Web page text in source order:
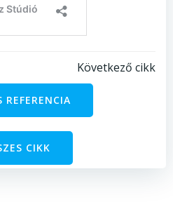
Bejegyzés
navigáció
Következő cikk
REFERENCIA
CIKK